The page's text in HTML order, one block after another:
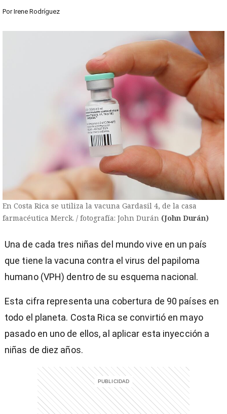
Por Irene Rodríguez
En Costa Rica se utiliza la vacuna Gardasil 4, de la casa
farmacéutica Merck. / fotografía: John Durán (John Durán)
Una de cada tres niñas del mundo vive en un país
que tiene la vacuna contra el virus del papiloma
humano (VPH) dentro de su esquema nacional.
Esta cifra representa una cobertura de 90 países en
todo el planeta. Costa Rica se convirtió en mayo
pasado en uno de ellos, al aplicar esta inyección a
niñas de diez años.